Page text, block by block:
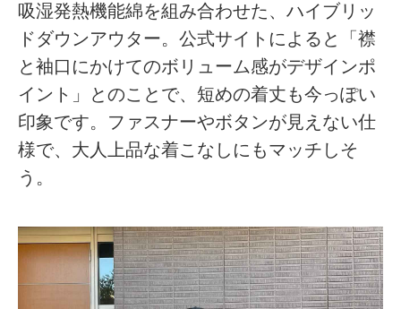
吸湿発熱機能綿を組み合わせた、ハイブリッ
ドダウンアウター。公式サイトによると「襟
と袖口にかけてのボリューム感がデザインポ
イント」とのことで、短めの着丈も今っぽい
印象です。ファスナーやボタンが見えない仕
様で、大人上品な着こなしにもマッチしそ
う。